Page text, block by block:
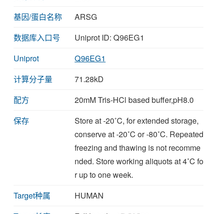
基因/蛋白名称
ARSG
数据库入口号
Uniprot ID: Q96EG1
Uniprot
Q96EG1
计算分子量
71.28kD
配方
20mM Tris-HCl based buffer,pH8.0
保存
Store at -20˚C, for extended storage,
conserve at -20˚C or -80˚C. Repeated
freezing and thawing is not recomme
nded. Store working aliquots at 4˚C fo
r up to one week.
Target种属
HUMAN